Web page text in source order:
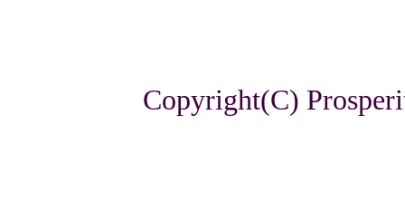
Copyright(C)